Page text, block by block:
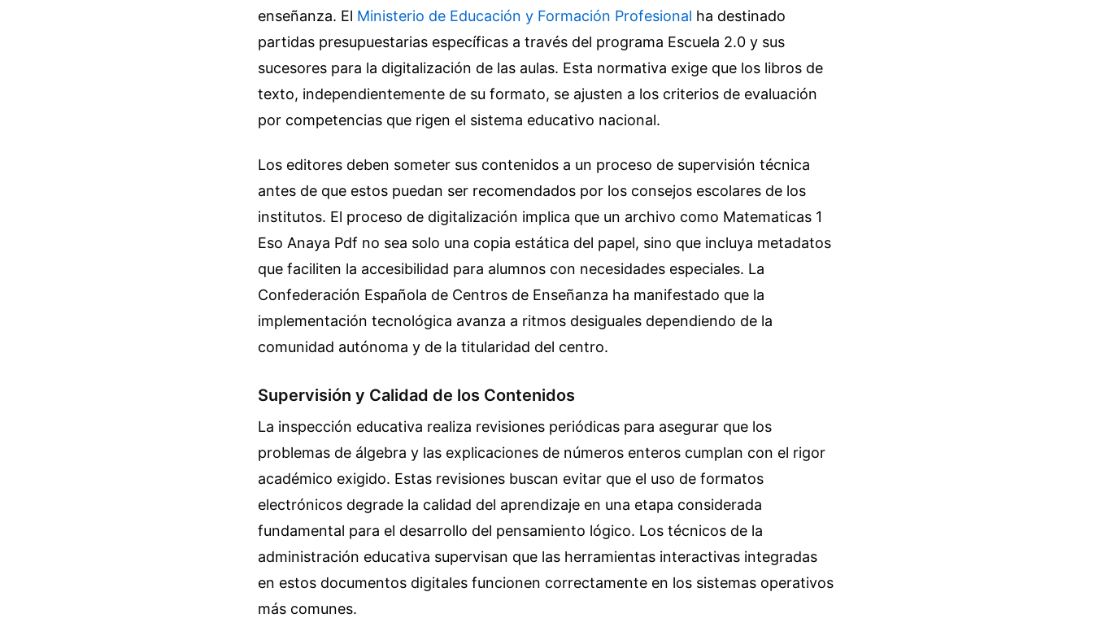
enseñanza. El Ministerio de Educación y Formación Profesional ha destinado
partidas presupuestarias específicas a través del programa Escuela 2.0 y sus
sucesores para la digitalización de las aulas. Esta normativa exige que los libros de
texto, independientemente de su formato, se ajusten a los criterios de evaluación
por competencias que rigen el sistema educativo nacional.
Los editores deben someter sus contenidos a un proceso de supervisión técnica
antes de que estos puedan ser recomendados por los consejos escolares de los
institutos. El proceso de digitalización implica que un archivo como Matematicas 1
Eso Anaya Pdf no sea solo una copia estática del papel, sino que incluya metadatos
que faciliten la accesibilidad para alumnos con necesidades especiales. La
Confederación Española de Centros de Enseñanza ha manifestado que la
implementación tecnológica avanza a ritmos desiguales dependiendo de la
comunidad autónoma y de la titularidad del centro.
Supervisión y Calidad de los Contenidos
La inspección educativa realiza revisiones periódicas para asegurar que los
problemas de álgebra y las explicaciones de números enteros cumplan con el rigor
académico exigido. Estas revisiones buscan evitar que el uso de formatos
electrónicos degrade la calidad del aprendizaje en una etapa considerada
fundamental para el desarrollo del pensamiento lógico. Los técnicos de la
administración educativa supervisan que las herramientas interactivas integradas
en estos documentos digitales funcionen correctamente en los sistemas operativos
más comunes.